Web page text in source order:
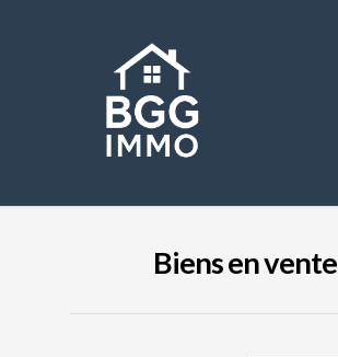
Biens en vente